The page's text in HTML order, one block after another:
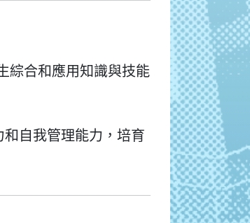
綜合和應用知識與技能
自我管理能力，培育